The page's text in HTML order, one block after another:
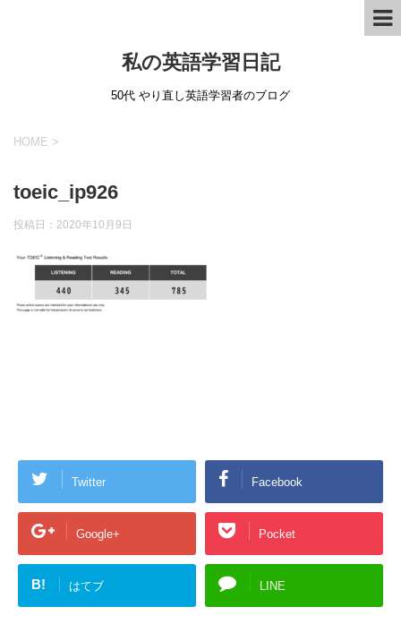
私の英語学習日記
50代 やり直し英語学習者のブログ
HOME >
toeic_ip926
投稿日： 2020年10月9日
Twitter Facebook
Google+ Pocket
B! はてブ LINE